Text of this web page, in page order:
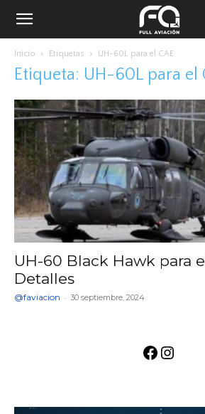
Inicio Etiquetas UH-60L para el CAE
Etiqueta: UH-60L para el
UH-60 Black Hawk para
Detalles
@faviacion - 30 septiembre, 2024
Facebook